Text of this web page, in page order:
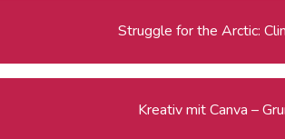
Kreativ mit Canva –